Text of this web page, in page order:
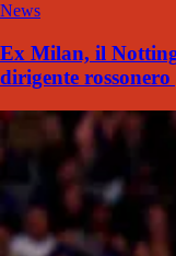
News
Ex Milan, il
dirigente